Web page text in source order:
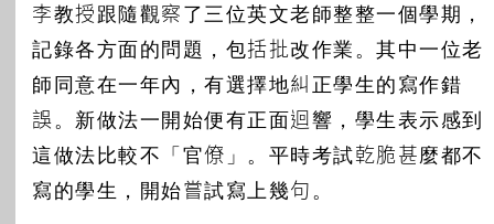
李教授跟隨觀察了三位英文老師整整一個學期，
記錄各方面的問題，包括批改作業。其中一位老
師同意在一年內，有選擇地糾正學生的寫作錯
誤。新做法一開始便有正面迴響，學生表示感到
這做法比較不「官僚」。平時考試乾脆甚麼都不
寫的學生，開始嘗試寫上幾句。